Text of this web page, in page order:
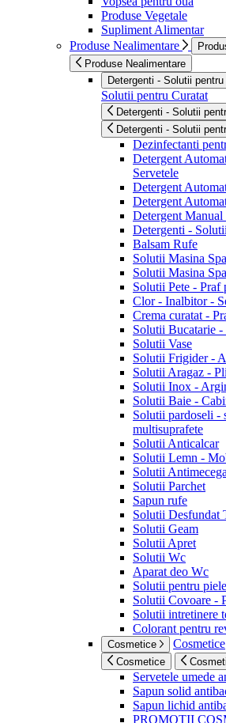
Produse Vegetale
Supliment Alimentar
Produse Nealimentare
Produse Nealimentare
Detergenti - Solutii
Solutii pentru Curatat
Detergenti - Solutii
Detergenti - Solutii
Dezinfectanti
Detergent
Servetele
Detergent
Detergent
Detergent Manual
Detergenti -
Balsam Rufe
Solutii Masina
Solutii Masina
Solutii Pete - Praf
Clor - Inalbitor -
Crema curatat -
Solutii Bucatarie -
Solutii Vase
Solutii Frigider -
Solutii Aragaz -
Solutii Inox -
Solutii Baie -
Solutii pardoseli -
multisuprafete
Solutii Anticalcar
Solutii Lemn -
Solutii
Solutii Parchet
Sapun rufe
Solutii Desfundat
Solutii Geam
Solutii Apret
Solutii Wc
Aparat deo Wc
Solutii pentru piele
Solutii Covoare -
Solutii intretinere
Colorant pentru
Cosmetice Cosmetice
Cosmetice
Servetele umede
Sapun solid
Sapun lichid
PROMOTII